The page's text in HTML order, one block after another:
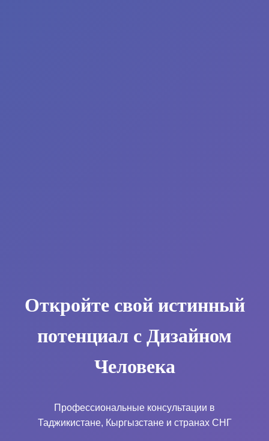
Откройте свой истинный
потенциал с Дизайном
Человека
Профессиональные консультации в
Таджикистане, Кыргызстане и странах СНГ